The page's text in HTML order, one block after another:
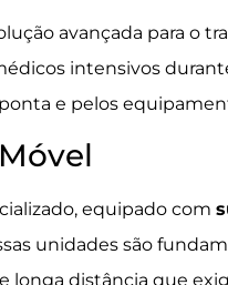
avançada para o
intensivos
e pelos
equipado com
unidades são
longa distância que